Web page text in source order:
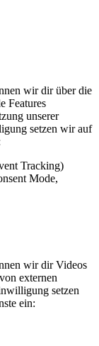
wir dir über die
Features
unserer
setzen wir auf
Tracking)
Mode,
wir dir Videos
externen
setzen
ein: